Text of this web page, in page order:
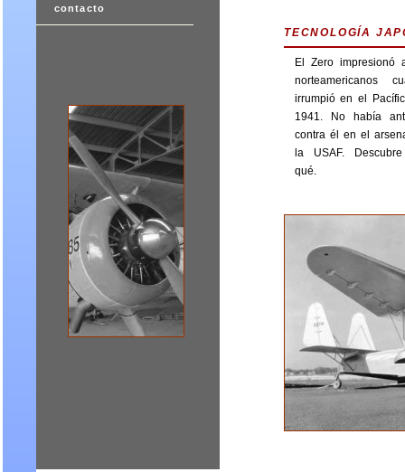
contacto
TECNOLOGÍA
El Zero impresionó
norteamericanos
irrumpió en el
1941. No había
contra él en el
la USAF.
qué.